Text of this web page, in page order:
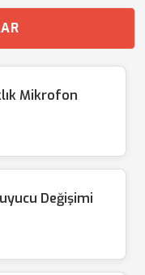
Mikrofon
Değişimi